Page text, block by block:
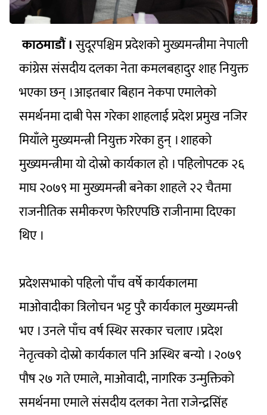
काठमाडौं ।सुदूरपश्चिम प्रदेशको मुख्यमन्त्रीमा नेपाली
कांग्रेस संसदीय दलका नेता कमलबहादुर शाह नियुक्त
भएका छन् ।आइतबार बिहान नेकपा एमालेको
समर्थनमा दाबी पेस गरेका शाहलाई प्रदेश प्रमुख नजिर
मियाँले मुख्यमन्त्री नियुक्त गरेका हुन् । शाहको
मुख्यमन्त्रीमा यो दोस्रो कार्यकाल हो । पहिलोपटक २६
माघ २०७९ मा मुख्यमन्त्री बनेका शाहले २२ चैतमा
राजनीतिक समीकरण फेरिएपछि राजीनामा दिएका
थिए ।
प्रदेशसभाको पहिलो पाँच वर्षे कार्यकालमा
माओवादीका त्रिलोचन भट्ट पुरै कार्यकाल मुख्यमन्त्री
भए । उनले पाँच वर्ष स्थिर सरकार चलाए ।प्रदेश
नेतृत्वको दोस्रो कार्यकाल पनि अस्थिर बन्यो । २०७९
पौष २७ गते एमाले, माओवादी, नागरिक उन्मुक्तिको
समर्थनमा एमाले संसदीय दलका नेता राजेन्द्रसिंह